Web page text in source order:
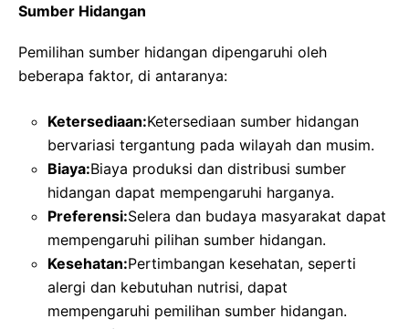
Sumber Hidangan
Pemilihan sumber hidangan dipengaruhi oleh
beberapa faktor, di antaranya:
Ketersediaan:Ketersediaan sumber hidangan
bervariasi tergantung pada wilayah dan musim.
Biaya:Biaya produksi dan distribusi sumber
hidangan dapat mempengaruhi harganya.
Preferensi:Selera dan budaya masyarakat dapat
mempengaruhi pilihan sumber hidangan.
Kesehatan:Pertimbangan kesehatan, seperti
alergi dan kebutuhan nutrisi, dapat
mempengaruhi pemilihan sumber hidangan.